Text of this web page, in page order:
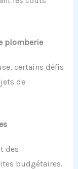
plomberie
certains défis
de
des
budgétaires.